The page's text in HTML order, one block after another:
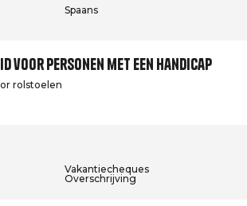
Spaans
voor personen met een handicap
rolstoelen
Vakantiecheques
Overschrijving